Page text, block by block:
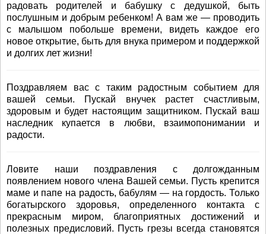
радовать родителей и бабушку с дедушкой, быть
послушным и добрым ребенком! А вам же — проводить
с малышом побольше времени, видеть каждое его
новое открытие, быть для внука примером и поддержкой
и долгих лет жизни!
Поздравляем вас с таким радостным событием для
вашей семьи. Пускай внучек растет счастливым,
здоровым и будет настоящим защитником. Пускай ваш
наследник купается в любви, взаимопонимании и
радости.
Ловите наши поздравления с долгожданным
появлением нового члена Вашей семьи. Пусть крепится
маме и папе на радость, бабулям — на гордость. Только
богатырского здоровья, определенного контакта с
прекрасным миром, благоприятных достижений и
полезных предисловий. Пусть грезы всегда становятся